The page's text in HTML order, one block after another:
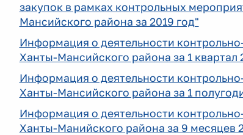
закупок в рамках контрольных
Мансийского района за 2019 год"
Информация о деятельности
Ханты-Мансийского района за 1 квартал
Информация о деятельности
Ханты-Мансийского района за 1
Информация о деятельности
Ханты-Манийского района за 9 месяцев